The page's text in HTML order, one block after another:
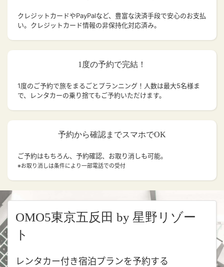
クレジットカードやPayPalなど、豊富な決済手段で安心のお支払
い。クレジットカード情報の非保持化対応済み。
1度の予約で完結！
1度のご予約で旅をまるごとプランニング！人数は最大5名様ま
で、レンタカーの乗り捨てもご予約いただけます。
予約から確認までスマホでOK
ご予約はもちろん、予約確認、お取り消しも可能。
※お取り消しは条件により一部電話での受付
OMO5東京五反田 by 星野リゾー
ト
レンタカー付き宿泊プランを予約する